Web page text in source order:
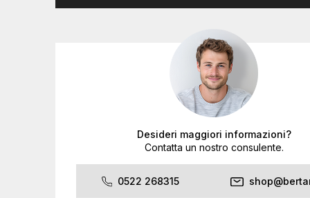
Desideri maggiori informazioni?
Contatta un nostro consulente.
0522 268315